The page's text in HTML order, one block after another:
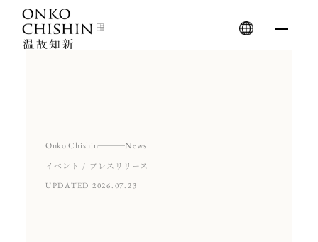
content
Onko Chishin
News
イベント / プレスリリース
UPDATED 2026.07.23